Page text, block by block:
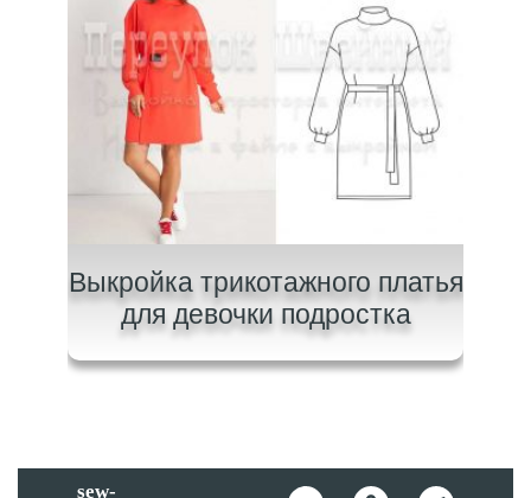
Выкройка трикотажного платья
для девочки подростка
sew-